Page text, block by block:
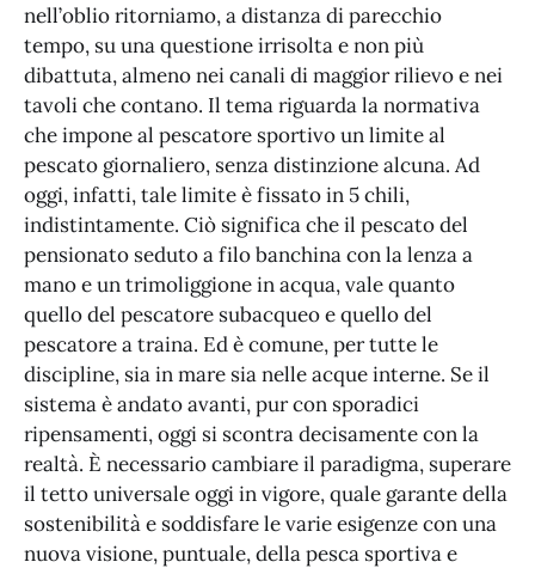
nell’oblio ritorniamo, a distanza di parecchio
tempo, su una questione irrisolta e non più
dibattuta, almeno nei canali di maggior rilievo e nei
tavoli che contano. Il tema riguarda la normativa
che impone al pescatore sportivo un limite al
pescato giornaliero, senza distinzione alcuna. Ad
oggi, infatti, tale limite è fissato in 5 chili,
indistintamente. Ciò significa che il pescato del
pensionato seduto a filo banchina con la lenza a
mano e un trimoliggione in acqua, vale quanto
quello del pescatore subacqueo e quello del
pescatore a traina. Ed è comune, per tutte le
discipline, sia in mare sia nelle acque interne. Se il
sistema è andato avanti, pur con sporadici
ripensamenti, oggi si scontra decisamente con la
realtà. È necessario cambiare il paradigma, superare
il tetto universale oggi in vigore, quale garante della
sostenibilità e soddisfare le varie esigenze con una
nuova visione, puntuale, della pesca sportiva e